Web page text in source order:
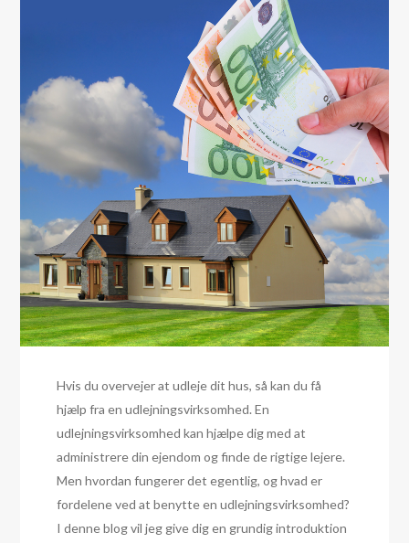
Hvis du overvejer at udleje dit hus, så kan du få
hjælp fra en udlejningsvirksomhed. En
udlejningsvirksomhed kan hjælpe dig med at
administrere din ejendom og finde de rigtige lejere.
Men hvordan fungerer det egentlig, og hvad er
fordelene ved at benytte en udlejningsvirksomhed?
I denne blog vil jeg give dig en grundig introduktion